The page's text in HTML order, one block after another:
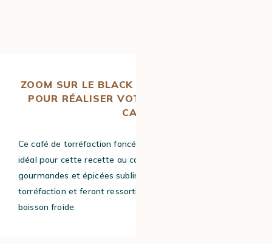
ZOOM SUR LE BLACK SHOT, LE CAFÉ IDÉAL
POUR RÉALISER VOTRE BUBBLE TEA AU
CAFÉ
Ce café de torréfaction foncée de chez Cafés Lugat est
idéal pour cette recette au café. Ses notes aromatiques
gourmandes et épicées sublimeront sa couleur de
torréfaction et feront ressortir les arômes de votre
boisson froide.